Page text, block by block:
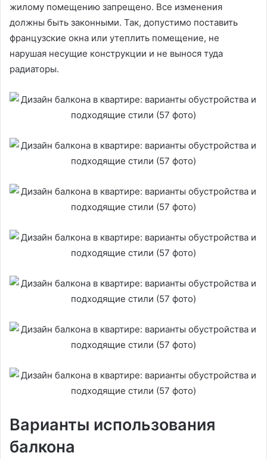
жилому помещению запрещено. Все изменения
должны быть законными. Так, допустимо поставить
французские окна или утеплить помещение, не
нарушая несущие конструкции и не вынося туда
радиаторы.
Варианты использования
балкона